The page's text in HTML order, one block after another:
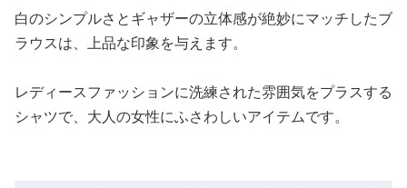
白のシンプルさとギャザーの立体感が絶妙にマッチしたブ
ラウスは、上品な印象を与えます。
レディースファッションに洗練された雰囲気をプラスする
シャツで、大人の女性にふさわしいアイテムです。